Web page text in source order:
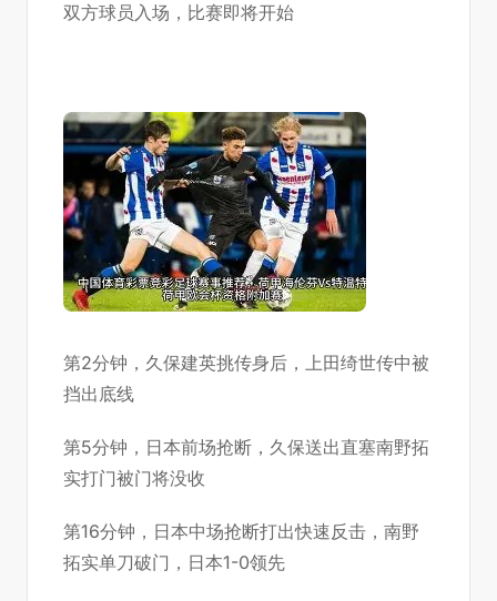
双方球员入场，比赛即将开始
第2分钟，久保建英挑传身后，上田绮世传中被
挡出底线
第5分钟，日本前场抢断，久保送出直塞南野拓
实打门被门将没收
第16分钟，日本中场抢断打出快速反击，南野
拓实单刀破门，日本1-0领先